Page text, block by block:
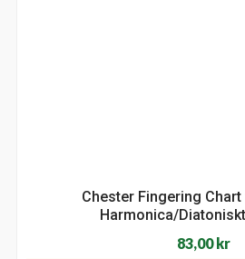
Chester Fingering
Harmonica/
83,00kr